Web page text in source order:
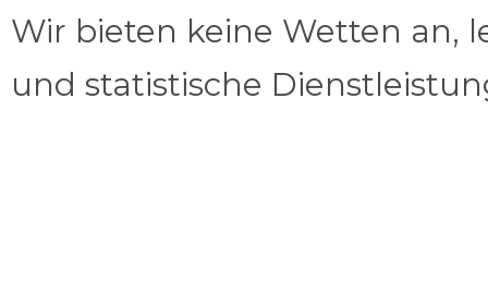
Wir bieten keine Wetten an,
und statistische